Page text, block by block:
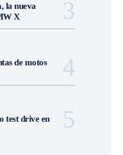
la nueva
X
de motos
test drive en